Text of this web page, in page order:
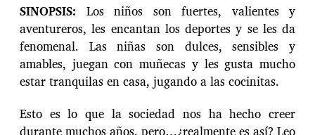
SINOPSIS: Los niños son fuertes, valientes y
aventureros, les encantan los deportes y se les da
fenomenal. Las niñas son dulces, sensibles y
amables, juegan con muñecas y les gusta mucho
estar tranquilas en casa, jugando a las cocinitas.
Esto es lo que la sociedad nos ha hecho creer
durante muchos años, pero…¿realmente es así? Leo